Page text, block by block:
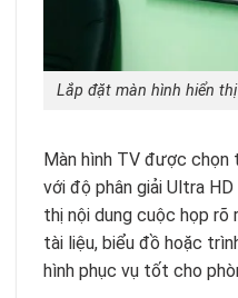
Lắp đặt màn hình hiển
Màn hình TV được chọn
với độ phân giải Ultra
thị nội dung cuộc họp rõ
tài liệu, biểu đồ hoặc
hình phục vụ tốt cho